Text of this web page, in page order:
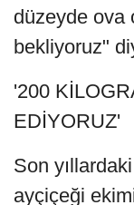
düzeyde ova
bekliyoruz"
'200
EDİYORUZ'
Son
ayçiçeği